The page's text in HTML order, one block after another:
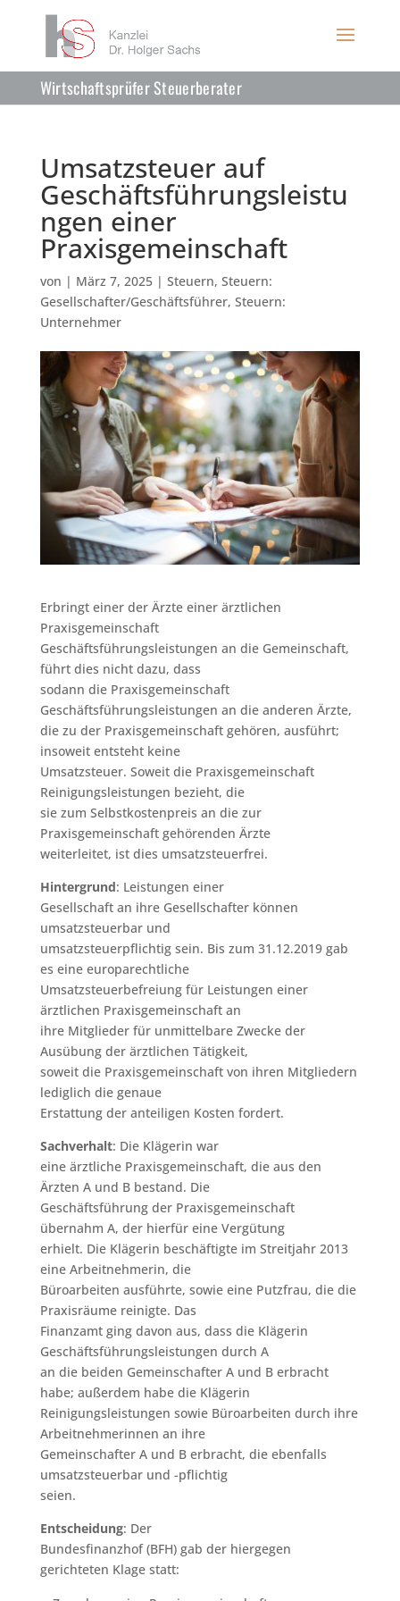
Wirtschaftsprüfer Steuerberater
Umsatzsteuer auf
Geschäftsführungsleistu
ngen einer
Praxisgemeinschaft
von | März 7, 2025| Steuern, Steuern:
Gesellschafter/Geschäftsführer, Steuern:
Unternehmer
Erbringt einer der Ärzte einer ärztlichen
Praxisgemeinschaft
Geschäftsführungsleistungen an die Gemeinschaft,
führt dies nicht dazu, dass
sodann die Praxisgemeinschaft
Geschäftsführungsleistungen an die anderen Ärzte,
die zu der Praxisgemeinschaft gehören, ausführt;
insoweit entsteht keine
Umsatzsteuer. Soweit die Praxisgemeinschaft
Reinigungsleistungen bezieht, die
sie zum Selbstkostenpreis an die zur
Praxisgemeinschaft gehörenden Ärzte
weiterleitet, ist dies umsatzsteuerfrei.
Hintergrund: Leistungen einer
Gesellschaft an ihre Gesellschafter können
umsatzsteuerbar und
umsatzsteuerpflichtig sein. Bis zum 31.12.2019 gab
es eine europarechtliche
Umsatzsteuerbefreiung für Leistungen einer
ärztlichen Praxisgemeinschaft an
ihre Mitglieder für unmittelbare Zwecke der
Ausübung der ärztlichen Tätigkeit,
soweit die Praxisgemeinschaft von ihren Mitgliedern
lediglich die genaue
Erstattung der anteiligen Kosten fordert.
Sachverhalt: Die Klägerin war
eine ärztliche Praxisgemeinschaft, die aus den
Ärzten A und B bestand. Die
Geschäftsführung der Praxisgemeinschaft
übernahm A, der hierfür eine Vergütung
erhielt. Die Klägerin beschäftigte im Streitjahr 2013
eine Arbeitnehmerin, die
Büroarbeiten ausführte, sowie eine Putzfrau, die die
Praxisräume reinigte. Das
Finanzamt ging davon aus, dass die Klägerin
Geschäftsführungsleistungen durch A
an die beiden Gemeinschafter A und B erbracht
habe; außerdem habe die Klägerin
Reinigungsleistungen sowie Büroarbeiten durch ihre
Arbeitnehmerinnen an ihre
Gemeinschafter A und B erbracht, die ebenfalls
umsatzsteuerbar und -pflichtig
seien.
Entscheidung: Der
Bundesfinanzhof (BFH) gab der hiergegen
gerichteten Klage statt: